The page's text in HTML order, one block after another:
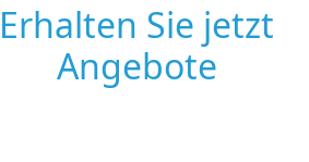
Erhalten Sie jetzt
Angebote